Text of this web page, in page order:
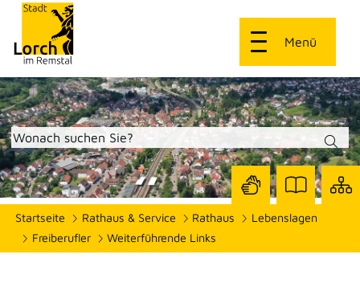
Menü
Startseite Rathaus & Service Rathaus
Lebenslagen
Freiberufler
Weiterführende Links
Seite
Seite